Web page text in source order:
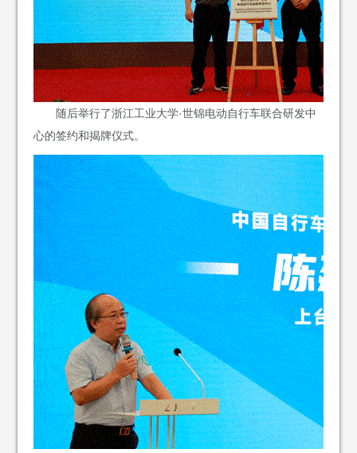
随后举行了浙江工业大学·世锦电动自行车联合研发中
心的签约和揭牌仪式。